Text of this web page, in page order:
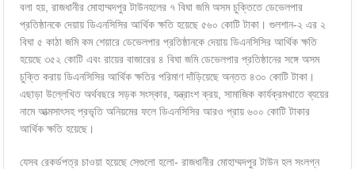
বলা হয়, রাজধানীর মোহাম্মদপুর টাউনহলের ৭ বিঘা জমি অসম চুক্তিতে ডেভেলপার
প্রতিষ্ঠানকে দেয়ায় ডিএনসিসির আর্থিক ক্ষতি হয়েছে ৫৬০ কোটি টাকা। গুলশান-২ এর ২
বিঘা ৫ কাঠা জমি কম শেয়ারে ডেভেলপার প্রতিষ্ঠানকে দেয়ায় ডিএনসিসির আর্থিক ক্ষতি
হয়েছে ৩৫২ কোটি এবং রায়ের বাজারের ৪ বিঘা জমি ডেভেলপার প্রতিষ্ঠানের সঙ্গে অসম
চুক্তি করায় ডিএনসিসির আর্থিক ক্ষতির পরিমাণ দাঁড়িয়েছে অন্তত ৪৩০ কোটি টাকা।
এছাড়া উল্লেখিত অর্থবছরে সড়ক সংস্কার, যন্ত্রাংশ ক্রয়, সামাজিক কার্যক্রমখাতে ব্যয়ের
নামে আত্মসাৎসহ প্রভৃতি অনিয়মের ফলে ডিএনসিসির আরও প্রায় ৬০০ কোটি টাকার
আর্থিক ক্ষতি হয়েছে।
যেসব রেকর্ডপত্র চাওয়া হয়েছে সেগুলো হলো- রাজধানীর মোহাম্মদপুর টাউন হল সংলগ্ন